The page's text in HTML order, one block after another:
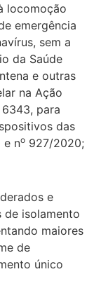
locomoção
emergência
sem a
da Saúde
e outras
na Ação
6343, para
das
e no 927/2020;
e
de isolamento
maiores
de
único